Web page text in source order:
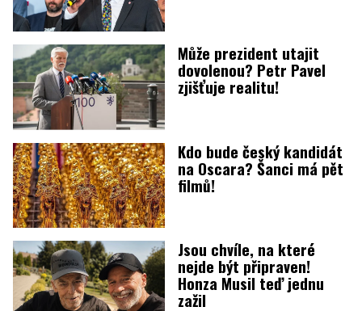
Může prezident utajit
dovolenou? Petr Pavel
zjišťuje realitu!
Kdo bude český kandidát
na Oscara? Šanci má pět
filmů!
Jsou chvíle, na které
nejde být připraven!
Honza Musil teď jednu
zažil